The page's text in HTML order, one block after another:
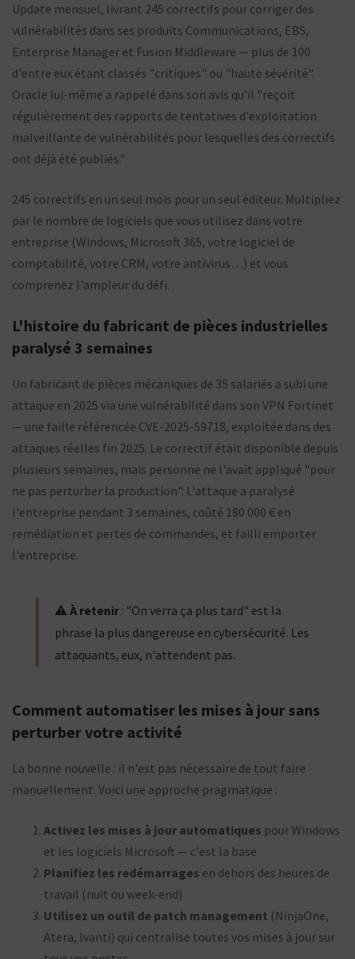
Update mensuel, livrant 245 correctifs pour corriger des
vulnérabilités dans ses produits Communications, EBS,
Enterprise Manager et Fusion Middleware — plus de 100
d'entre eux étant classés "critiques" ou "haute sévérité".
Oracle lui-même a rappelé dans son avis qu'il "reçoit
régulièrement des rapports de tentatives d'exploitation
malveillante de vulnérabilités pour lesquelles des correctifs
ont déjà été publiés."
245 correctifs en un seul mois pour un seul éditeur. Multipliez
par le nombre de logiciels que vous utilisez dans votre
entreprise (Windows, Microsoft 365, votre logiciel de
comptabilité, votre CRM, votre antivirus…) et vous
comprenez l'ampleur du défi.
L'histoire du fabricant de pièces industrielles
paralysé 3 semaines
Un fabricant de pièces mécaniques de 35 salariés a subi une
attaque en 2025 via une vulnérabilité dans son VPN Fortinet
— une faille référencée CVE-2025-59718, exploitée dans des
attaques réelles fin 2025. Le correctif était disponible depuis
plusieurs semaines, mais personne ne l'avait appliqué "pour
ne pas perturber la production". L'attaque a paralysé
l'entreprise pendant 3 semaines, coûté 180 000 € en
remédiation et pertes de commandes, et failli emporter
l'entreprise.
⚠️À retenir : "On verra ça plus tard" est la
phrase la plus dangereuse en cybersécurité. Les
attaquants, eux, n'attendent pas.
Comment automatiser les mises à jour sans
perturber votre activité
La bonne nouvelle : il n'est pas nécessaire de tout faire
manuellement. Voici une approche pragmatique :
Activez les mises à jour automatiques pour Windows
et les logiciels Microsoft — c'est la base
Planifiez les redémarrages en dehors des heures de
travail (nuit ou week-end)
Utilisez un outil de patch management (NinjaOne,
Atera, Ivanti) qui centralise toutes vos mises à jour sur